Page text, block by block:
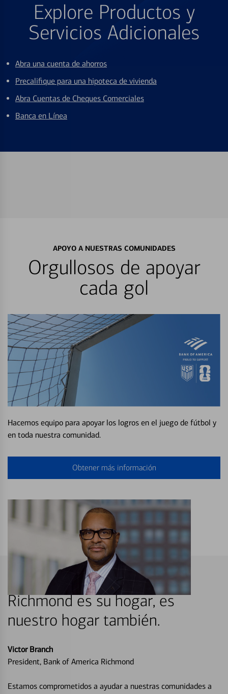
Explore Productos y
Servicios Adicionales
Abra una cuenta de ahorros
Precalifique para una hipoteca de vivienda
Abra Cuentas de Cheques Comerciales
Banca en Línea
APOYO A NUESTRAS COMUNIDADES
Orgullosos de apoyar
cada gol
Hacemos equipo para apoyar los logros en el juego de fútbol y
en toda nuestra comunidad.
Obtener más información
Richmond es su hogar, es
nuestro hogar también.
Victor Branch
President, Bank of America Richmond
Estamos comprometidos a ayudar a nuestras comunidades a